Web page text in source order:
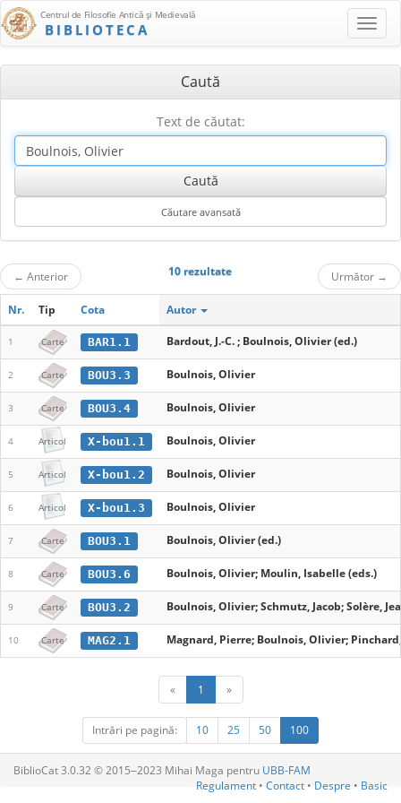
Centrul de Filosofie Antică şi Medievală
BIBLIOTECA
Caută
Text de căutat:
← Anterior 10 rezultate Următor →
Nr. Tip Cota Autor
1 Carte BAR1.1 Bardout, J.-C. ; Boulnois, Olivier (ed.)
2 Carte BOU3.3 Boulnois, Olivier
3 Carte BOU3.4 Boulnois, Olivier
4 Articol X-bou1.1 Boulnois, Olivier
5 Articol X-bou1.2 Boulnois, Olivier
6 Articol X-bou1.3 Boulnois, Olivier
7 Carte BOU3.1 Boulnois, Olivier (ed.)
8 Carte BOU3.6 Boulnois, Olivier; Moulin, Isabelle (eds.)
9 Carte BOU3.2 Boulnois, Olivier; Schmutz, Jacob; Solère,
10 Carte MAG2.1 Magnard, Pierre; Boulnois, Olivier;
« 1 »
Intrări pe pagină: 10 25 50 100
BiblioCat 3.0.32 © 2015‒2023 Mihai Maga pentru UBB-FAM
Regulament • Contact • Despre • Basic